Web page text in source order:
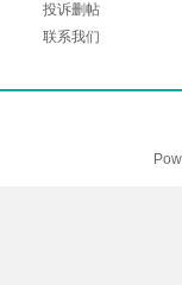
投诉删帖
联系我们